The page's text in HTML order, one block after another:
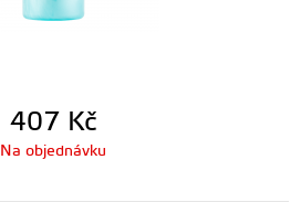
407 Kč
Na objednávku